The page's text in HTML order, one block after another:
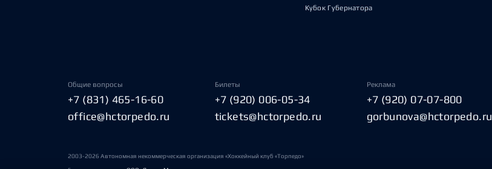
Кубок Губернатора
Общие вопросы
+7 (831) 465-16-60
office@hctorpedo.ru
Билеты
+7 (920) 006-05-34
tickets@hctorpedo.ru
Реклама
+7 (920) 07-07-800
gorbunova@hctorpedo.ru
2003-2026 Автономная некоммерческая организация «Хоккейный клуб «Торпедо»